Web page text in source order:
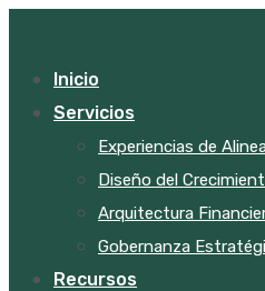
Inicio
Servicios
Experiencias de
Diseño del
Arquitectura
Gobernanza
Recursos